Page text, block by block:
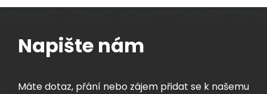
Napište nám
Máte dotaz, přání nebo zájem přidat se k našemu